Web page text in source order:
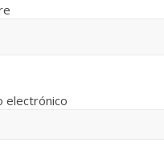
electrónico